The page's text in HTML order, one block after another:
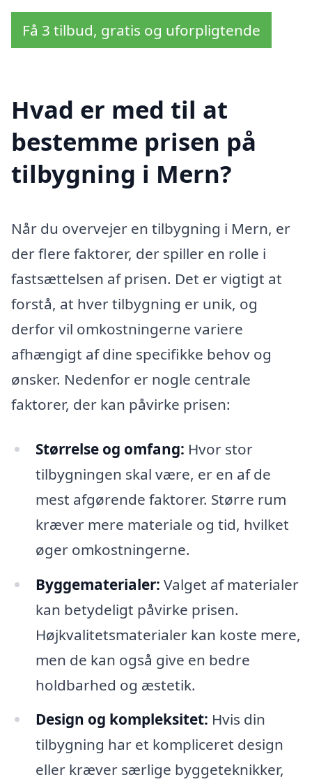
Få 3 tilbud, gratis og uforpligtende
Hvad er med til at
bestemme prisen på
tilbygning i Mern?
Når du overvejer en tilbygning i Mern, er
der flere faktorer, der spiller en rolle i
fastsættelsen af prisen. Det er vigtigt at
forstå, at hver tilbygning er unik, og
derfor vil omkostningerne variere
afhængigt af dine specifikke behov og
ønsker. Nedenfor er nogle centrale
faktorer, der kan påvirke prisen:
Størrelse og omfang: Hvor stor
tilbygningen skal være, er en af de
mest afgørende faktorer. Større rum
kræver mere materiale og tid, hvilket
øger omkostningerne.
Byggematerialer: Valget af materialer
kan betydeligt påvirke prisen.
Højkvalitetsmaterialer kan koste mere,
men de kan også give en bedre
holdbarhed og æstetik.
Design og kompleksitet: Hvis din
tilbygning har et kompliceret design
eller kræver særlige byggeteknikker,